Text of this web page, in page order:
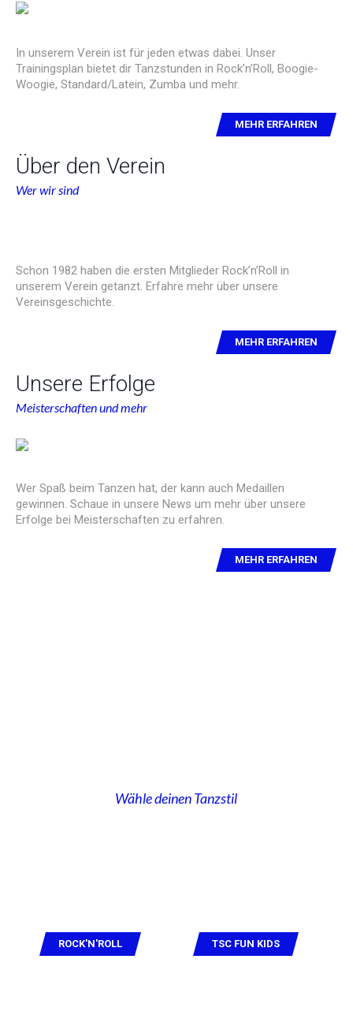
In unserem Verein ist für jeden etwas dabei. Unser
Trainingsplan bietet dir Tanzstunden in Rock’n’Roll, Boogie-
Woogie, Standard/Latein, Zumba und mehr.
MEHR ERFAHREN
Über den Verein
Wer wir sind
Schon 1982 haben die ersten Mitglieder Rock’n’Roll in
unserem Verein getanzt. Erfahre mehr über unsere
Vereinsgeschichte.
MEHR ERFAHREN
Unsere Erfolge
Meisterschaften und mehr
Wer Spaß beim Tanzen hat, der kann auch Medaillen
gewinnen. Schaue in unsere News um mehr über unsere
Erfolge bei Meisterschaften zu erfahren.
MEHR ERFAHREN
Wähle deinen Tanzstil
ROCK'N'ROLL TSC FUN KIDS